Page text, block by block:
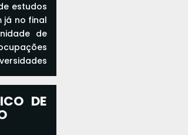
estudos
já no final
de
DE